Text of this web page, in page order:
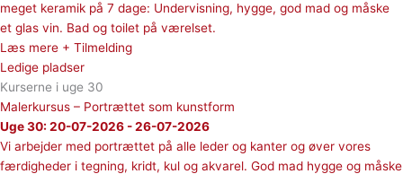
meget keramik på 7 dage: Undervisning, hygge, god mad og måske
et glas vin. Bad og toilet på værelset.
Læs mere + Tilmelding
Ledige pladser
Kurserne i uge 30
Malerkursus – Portrættet som kunstform
Uge 30: 20-07-2026 - 26-07-2026
Vi arbejder med portrættet på alle leder og kanter og øver vores
færdigheder i tegning, kridt, kul og akvarel. God mad hygge og måske